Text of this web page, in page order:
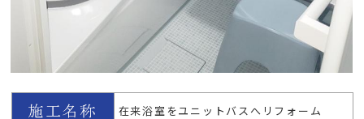
在来浴室をユニットバスへリフォーム